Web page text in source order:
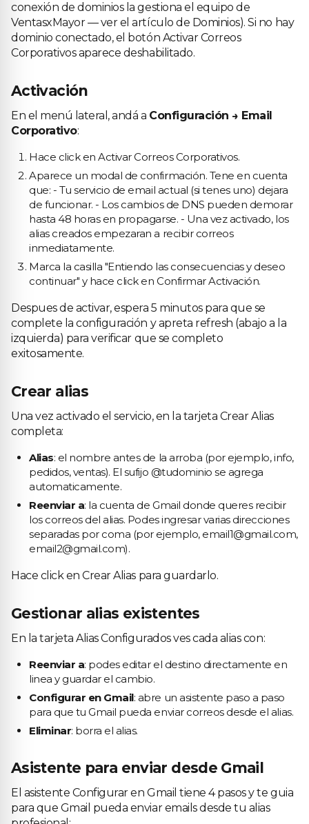
conexión de dominios la gestiona el equipo de
VentasxMayor — ver el artículo de Dominios). Si no hay
dominio conectado, el botón Activar Correos
Corporativos aparece deshabilitado.
Activación
En el menú lateral, andá a Configuración → Email
Corporativo:
Hace click en Activar Correos Corporativos.
Aparece un modal de confirmación. Tene en cuenta
que: - Tu servicio de email actual (si tenes uno) dejara
de funcionar. - Los cambios de DNS pueden demorar
hasta 48 horas en propagarse. - Una vez activado, los
alias creados empezaran a recibir correos
inmediatamente.
Marca la casilla "Entiendo las consecuencias y deseo
continuar" y hace click en Confirmar Activación.
Despues de activar, espera 5 minutos para que se
complete la configuración y apreta refresh (abajo a la
izquierda) para verificar que se completo
exitosamente.
Crear alias
Una vez activado el servicio, en la tarjeta Crear Alias
completa:
Alias: el nombre antes de la arroba (por ejemplo, info,
pedidos, ventas). El sufijo @tudominio se agrega
automaticamente.
Reenviar a: la cuenta de Gmail donde queres recibir
los correos del alias. Podes ingresar varias direcciones
separadas por coma (por ejemplo, email1@gmail.com,
email2@gmail.com).
Hace click en Crear Alias para guardarlo.
Gestionar alias existentes
En la tarjeta Alias Configurados ves cada alias con:
Reenviar a: podes editar el destino directamente en
linea y guardar el cambio.
Configurar en Gmail: abre un asistente paso a paso
para que tu Gmail pueda enviar correos desde el alias.
Eliminar: borra el alias.
Asistente para enviar desde Gmail
El asistente Configurar en Gmail tiene 4 pasos y te guia
para que Gmail pueda enviar emails desde tu alias